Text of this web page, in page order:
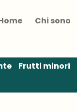
Chi sono
Frutti minori